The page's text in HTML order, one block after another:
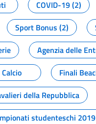
COVID-19 (2)
Sport Bonus (2)
Agenzia delle
Calcio Finali
della Repubblica
studenteschi 2019